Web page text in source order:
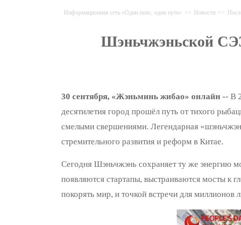
Информационная сеть «Один пояс, один путь» >> Новости >>
Шэньчжэньской
30 сентября, «Жэньминь жибао» онлайн -- В
десятилетия город прошёл путь от тихого
смелыми свершениями. Легендарная
стремительного развития и реформ в Китае.
Сегодня Шэньчжэнь сохраняет ту же энергию
появляются стартапы, выстраиваются мосты к
покорять мир, и точкой встречи для